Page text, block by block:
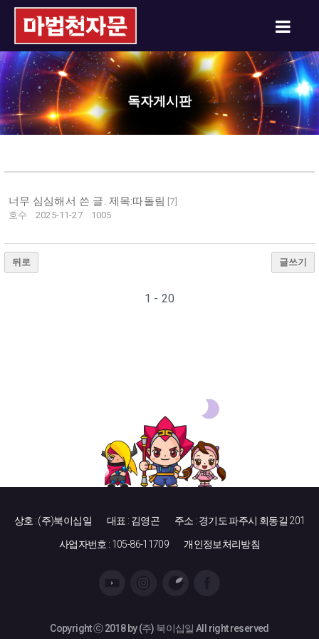
독자게시판
너무 심심해서 쓴 글. 제목:따돌림 7
호수
2025-11-27 1005
뒤로 글쓰기
1 - 20
상호 : (주)북이십일 대표 : 김영곤 주소 : 경기도 파주시 회동길 201
사업자번호 : 105-86-11709 개인정보처리방침
Copyright ⓒ 2018 by (주) 북이십일 All right reserved